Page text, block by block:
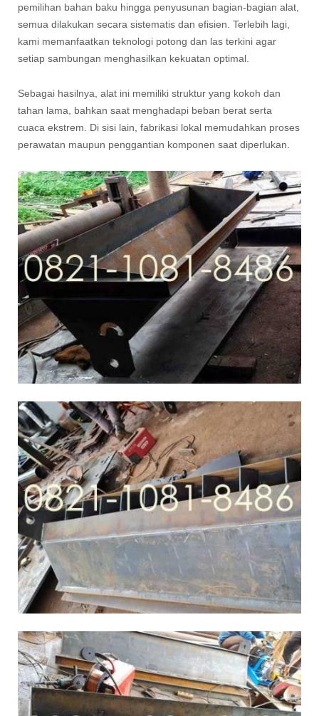
pemilihan bahan baku hingga penyusunan bagian-bagian alat,
semua dilakukan secara sistematis dan efisien. Terlebih lagi,
kami memanfaatkan teknologi potong dan las terkini agar
setiap sambungan menghasilkan kekuatan optimal.
Sebagai hasilnya, alat ini memiliki struktur yang kokoh dan
tahan lama, bahkan saat menghadapi beban berat serta
cuaca ekstrem. Di sisi lain, fabrikasi lokal memudahkan proses
perawatan maupun penggantian komponen saat diperlukan.